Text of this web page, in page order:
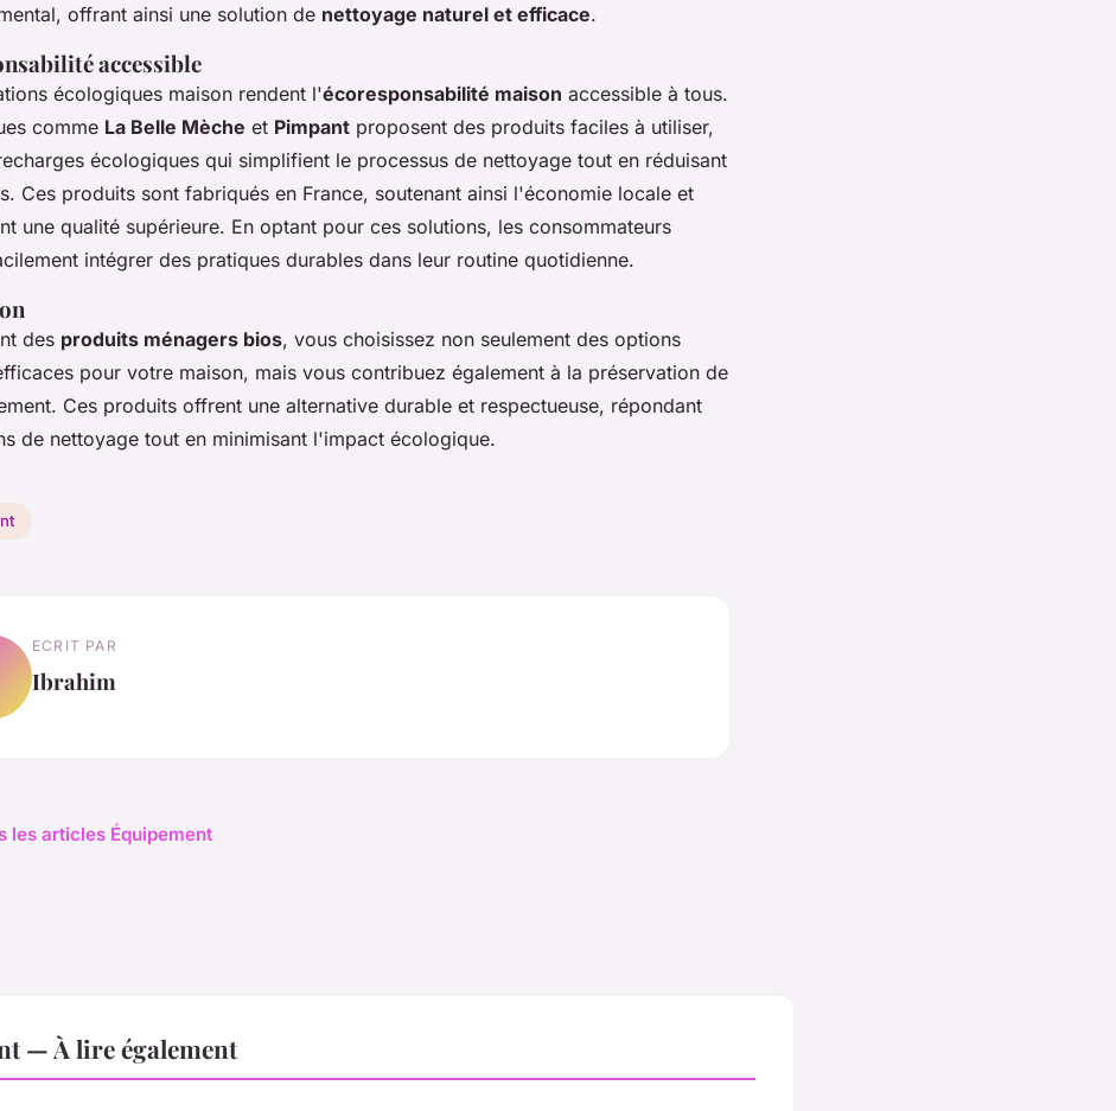
offrant ainsi une solution de nettoyage naturel et efficace.
accessible
écologiques maison rendent l'écoresponsabilité maison accessible à tous.
comme La Belle Mèche et Pimpant proposent des produits faciles à utiliser,
écologiques qui simplifient le processus de nettoyage tout en réduisant
Ces produits sont fabriqués en France, soutenant ainsi l'économie locale et
une qualité supérieure. En optant pour ces solutions, les consommateurs
intégrer des pratiques durables dans leur routine quotidienne.
des produits ménagers bios, vous choisissez non seulement des options
pour votre maison, mais vous contribuez également à la préservation de
Ces produits offrent une alternative durable et respectueuse, répondant
de nettoyage tout en minimisant l'impact écologique.
ECRIT PAR
Ibrahim
les articles Équipement
— À lire également